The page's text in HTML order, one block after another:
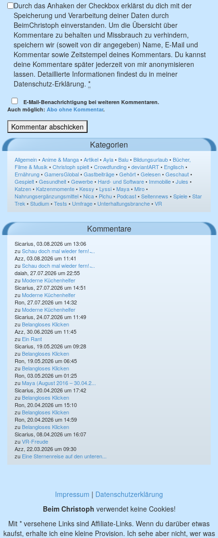
Durch das Anhaken der Checkbox erklärst du dich mit der
Speicherung und Verarbeitung deiner Daten durch
BeimChristoph einverstanden. Um die Übersicht über
Kommentare zu behalten und Missbrauch zu verhindern,
speichern wir (soweit von dir angegeben) Name, E-Mail und
Kommentar sowie Zeitstempel deines Kommentars. Du kannst
deine Kommentare später jederzeit von mir anonymisieren
lassen. Detaillierte Informationen findest du in meiner
Datenschutz-Erklärung. *
E-Mail-Benachrichtigung bei weiteren Kommentaren.
Auch möglich: Abo ohne Kommentar.
Kategorien
Allgemein•Anime & Manga•Artikel•Ayla•Balu•Bildungsurlaub•Bücher,
Filme & Musik •Christoph spielt•Crowdfunding•deviantART• Englisch•
Ernährung•GamersGlobal•Gastbeiträge•Gehört•Gelesen•Geschaut•
Gespielt•Gesundheit•Gewerbe• Hard- und Software• Immobilie•Jules •
Katzen•Katzenmomente•Kessy • Lyssi•Maya•Miro•
Nahrungsergänzungsmittel•Nica• Pichu• Podcast•Seitennews •Spiele•Star
Trek •Studium•Tests • Umfrage• Unterhaltungsbranche•VR
Kommentare
Sicarius, 03.08.2026 um 13:06
zuSchau doch mal wieder fern! ̵...
Azz, 03.08.2026 um 11:41
zuSchau doch mal wieder fern! ̵...
daiah, 27.07.2026 um 22:55
zuModerne Küchenhelfer
Sicarius, 27.07.2026 um 14:51
zuModerne Küchenhelfer
Ron, 27.07.2026 um 14:32
zuModerne Küchenhelfer
Sicarius, 24.07.2026 um 11:49
zu Belangloses Klicken
Azz, 30.06.2026 um 11:45
zu Ein Rant
Sicarius, 19.05.2026 um 09:28
zu Belangloses Klicken
Ron, 19.05.2026 um 06:45
zu Belangloses Klicken
Ron, 03.05.2026 um 01:25
zuMaya (August 2016 – 30.04.2...
Sicarius, 20.04.2026 um 17:42
zu Belangloses Klicken
Ron, 20.04.2026 um 15:10
zu Belangloses Klicken
Ron, 20.04.2026 um 14:59
zu Belangloses Klicken
Sicarius, 08.04.2026 um 16:07
zuVR-Freude
Azz, 22.03.2026 um 09:30
zu Eine Sternenreise auf den unteren...
Impressum | Datenschutzerklärung
Beim Christoph verwendet keine Cookies!
Mit * versehene Links sind Affiliate-Links. Wenn du darüber etwas
kaufst, erhalte ich eine kleine Provision. Ich sehe aber nicht, wer was